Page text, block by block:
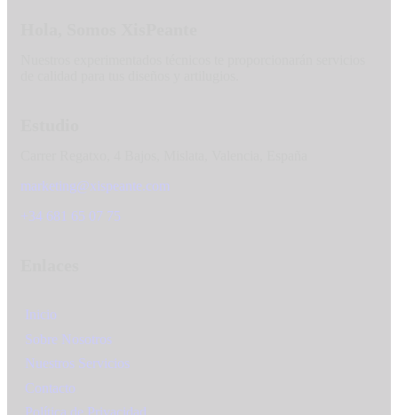
marketing@xispeante.com
+34 681 65 07 75
Inicio
Sobre Nosotros
Nuestros Servicios
Contacto